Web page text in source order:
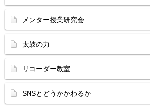
メンター授業研究会
太鼓の力
リコーダー教室
SNSとどうかかわるか